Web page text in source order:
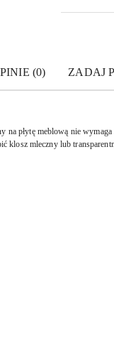
(0) ZADAJ
płytę meblową nie
mleczny lub